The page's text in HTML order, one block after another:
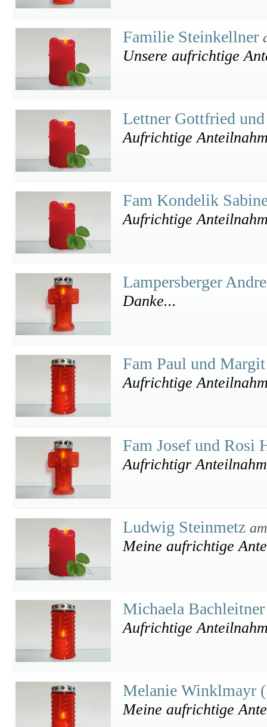
Familie Steinkellner
Unsere aufrichtige
Lettner Gottfried
Aufrichtige
Fam Kondelik
Aufrichtige
Lampersberger
Danke...
Fam Paul und
Aufrichtige
Fam Josef und Rosi
Aufrichtigr
Ludwig Steinmetz
Meine aufrichtige
Michaela
Aufrichtige
Melanie Winklmayr
Meine aufrichtige